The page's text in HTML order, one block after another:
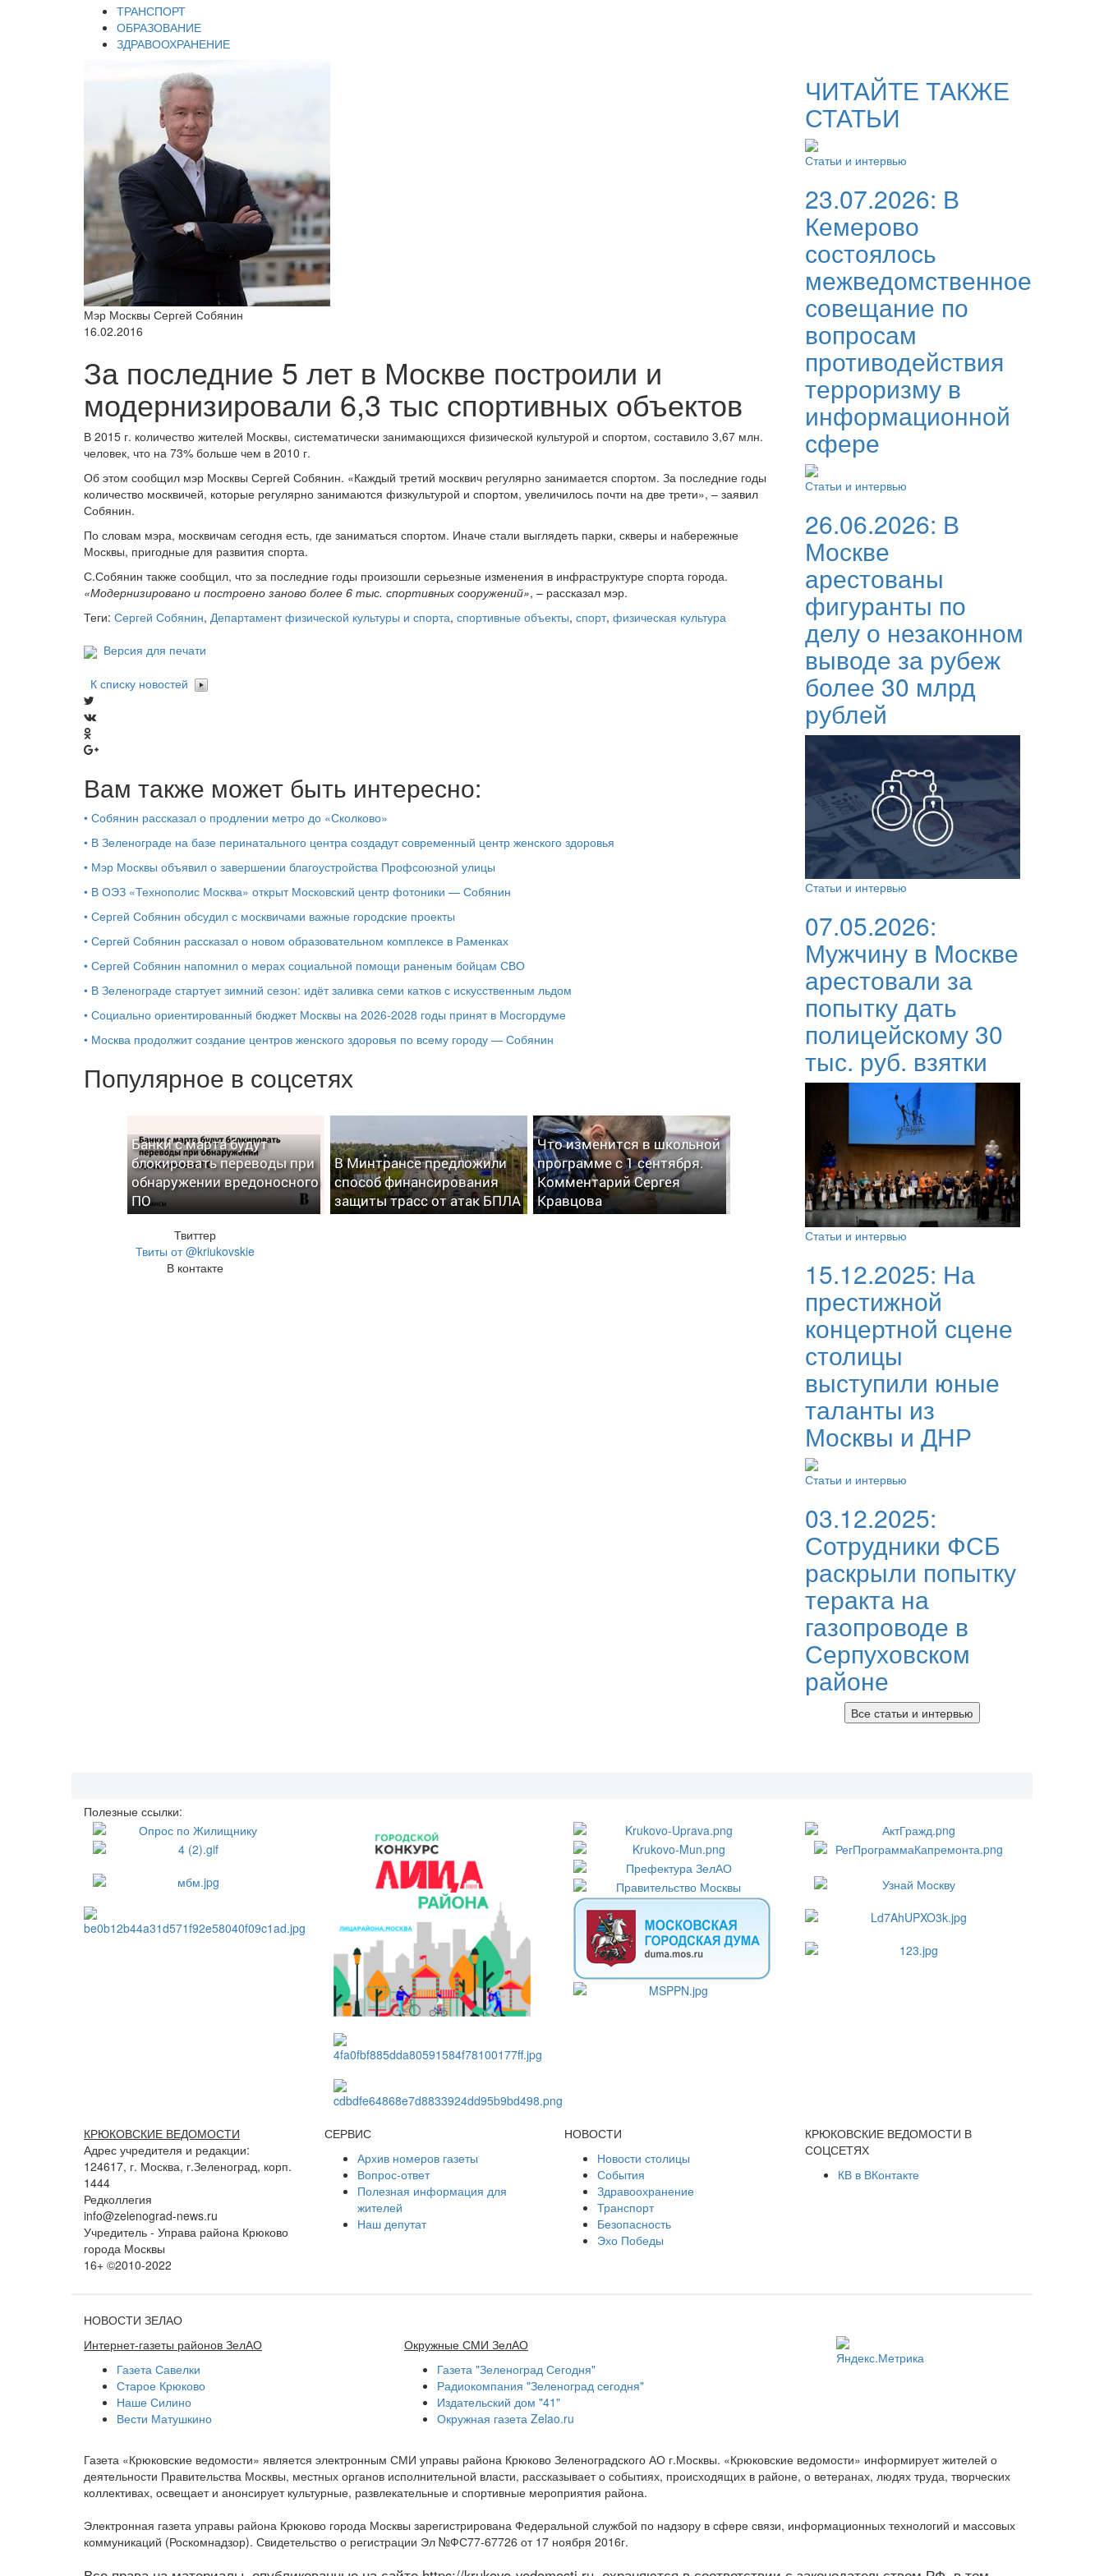
ТРАНСПОРТ
ОБРАЗОВАНИЕ
ЗДРАВООХРАНЕНИЕ
Мэр Москвы Сергей Собянин
16.02.2016
За последние 5 лет в Москве построили и
модернизировали 6,3 тыс спортивных объектов
В 2015 г. количество жителей Москвы, систематически занимающихся физической культурой и спортом, составило 3,67 млн.
человек, что на 73% больше чем в 2010 г.
Об этом сообщил мэр Москвы Сергей Собянин. «Каждый третий москвич регулярно занимается спортом. За последние годы
количество москвичей, которые регулярно занимаются физкультурой и спортом, увеличилось почти на две трети», – заявил
Собянин.
По словам мэра, москвичам сегодня есть, где заниматься спортом. Иначе стали выглядеть парки, скверы и набережные
Москвы, пригодные для развития спорта.
С.Собянин также сообщил, что за последние годы произошли серьезные изменения в инфраструктуре спорта города.
«Модернизировано и построено заново более 6 тыс. спортивных сооружений», – рассказал мэр.
Теги: Сергей Собянин, Департамент физической культуры и спорта, спортивные объекты, спорт, физическая культура
Версия для печати
К списку новостей
Вам также может быть интересно:
• Собянин рассказал о продлении метро до «Сколково»
• В Зеленограде на базе перинатального центра создадут современный центр женского здоровья
• Мэр Москвы объявил о завершении благоустройства Профсоюзной улицы
• В ОЭЗ «Технополис Москва» открыт Московский центр фотоники — Собянин
• Сергей Собянин обсудил с москвичами важные городские проекты
• Сергей Собянин рассказал о новом образовательном комплексе в Раменках
• Сергей Собянин напомнил о мерах социальной помощи раненым бойцам СВО
• В Зеленограде стартует зимний сезон: идёт заливка семи катков с искусственным льдом
• Социально ориентированный бюджет Москвы на 2026-2028 годы принят в Мосгордуме
• Москва продолжит создание центров женского здоровья по всему городу — Собянин
Популярное в соцсетях
Банки с марта будут
блокировать переводы при
обнаружении вредоносного
ПО
В Минтрансе предложили
способ финансирования
защиты трасс от атак БПЛА
Что изменится в школьной
программе с 1 сентября.
Комментарий Сергея
Кравцова
Твиттер
Твиты от @kriukovskie
В контакте
ЧИТАЙТЕ ТАКЖЕ
СТАТЬИ
Статьи и интервью
23.07.2026: В
Кемерово
состоялось
межведомственное
совещание по
вопросам
противодействия
терроризму в
информационной
сфере
Статьи и интервью
26.06.2026: В
Москве
арестованы
фигуранты по
делу о незаконном
выводе за рубеж
более 30 млрд
рублей
Статьи и интервью
07.05.2026:
Мужчину в Москве
арестовали за
попытку дать
полицейскому 30
тыс. руб. взятки
Статьи и интервью
15.12.2025: На
престижной
концертной сцене
столицы
выступили юные
таланты из
Москвы и ДНР
Статьи и интервью
03.12.2025:
Сотрудники ФСБ
раскрыли попытку
теракта на
газопроводе в
Серпуховском
районе
Все статьи и интервью
Полезные ссылки:
КРЮКОВСКИЕ ВЕДОМОСТИ
Адрес учредителя и редакции:
124617, г. Москва, г.Зеленоград, корп.
1444
Редколлегия
info@zelenograd-news.ru
Учредитель - Управа района Крюково
города Москвы
16+ ©2010-2022
СЕРВИС
Архив номеров газеты
Вопрос-ответ
Полезная информация для
жителей
Наш депутат
НОВОСТИ
Новости столицы
События
Здравоохранение
Транспорт
Безопасность
Эхо Победы
КРЮКОВСКИЕ ВЕДОМОСТИ В
СОЦСЕТЯХ
КВ в ВКонтакте
НОВОСТИ ЗЕЛАО
Интернет-газеты районов ЗелАО
Газета Савелки
Старое Крюково
Наше Силино
Вести Матушкино
Окружные СМИ ЗелАО
Газета "Зеленоград Сегодня"
Радиокомпания "Зеленоград сегодня"
Издательский дом "41"
Окружная газета Zelao.ru
Газета «Крюковские ведомости» является электронным СМИ управы района Крюково Зеленоградского АО г.Москвы. «Крюковские ведомости» информирует жителей о
деятельности Правительства Москвы, местных органов исполнительной власти, рассказывает о событиях, происходящих в районе, о ветеранах, людях труда, творческих
коллективах, освещает и анонсирует культурные, развлекательные и спортивные мероприятия района.
Электронная газета управы района Крюково города Москвы зарегистрирована Федеральной службой по надзору в сфере связи, информационных технологий и массовых
коммуникаций (Роскомнадзор). Свидетельство о регистрации Эл №ФС77-67726 от 17 ноября 2016г.